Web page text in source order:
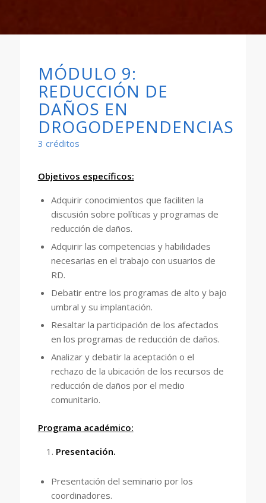
MÓDULO 9:
REDUCCIÓN DE
DAÑOS EN
DROGODEPENDENCIAS
3 créditos
Objetivos específicos:
Adquirir conocimientos que faciliten la
discusión sobre políticas y programas de
reducción de daños.
Adquirir las competencias y habilidades
necesarias en el trabajo con usuarios de
RD.
Debatir entre los programas de alto y bajo
umbral y su implantación.
Resaltar la participación de los afectados
en los programas de reducción de daños.
Analizar y debatir la aceptación o el
rechazo de la ubicación de los recursos de
reducción de daños por el medio
comunitario.
Programa académico:
Presentación.
Presentación del seminario por los
coordinadores.